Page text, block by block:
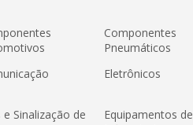
Componentes
Pneumáticos
Eletrônicos
e Sinalização de
Equipamentos de